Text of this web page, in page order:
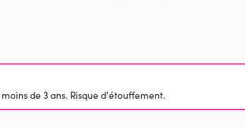
de 3 ans. Risque d'étouffement.